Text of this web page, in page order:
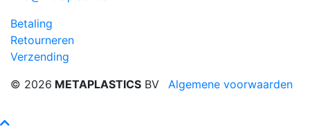
Betaling
Retourneren
Verzending
© 2026 METAPLASTICS BV Algemene voorwaarden